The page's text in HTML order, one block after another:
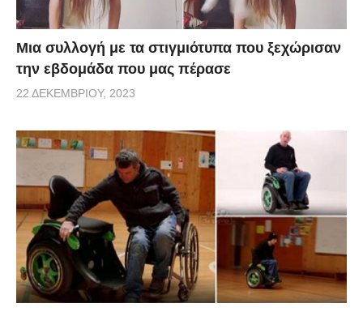
Μια συλλογή με τα στιγμιότυπα που ξεχώρισαν
την εβδομάδα που μας πέρασε
22 ΔΕΚΕΜΒΡΊΟΥ, 2023